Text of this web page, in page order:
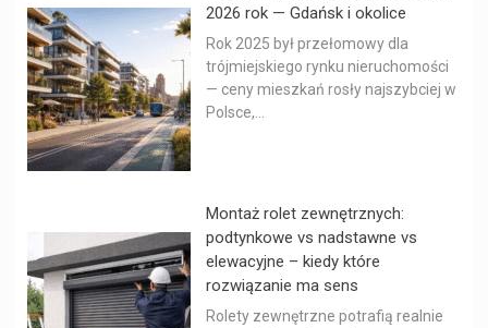
2026 rok — Gdańsk i okolice
Rok 2025 był przełomowy dla
trójmiejskiego rynku nieruchomości
— ceny mieszkań rosły najszybciej w
Polsce,...
Montaż rolet zewnętrznych:
podtynkowe vs nadstawne vs
elewacyjne – kiedy które
rozwiązanie ma sens
Rolety zewnętrzne potrafią realnie